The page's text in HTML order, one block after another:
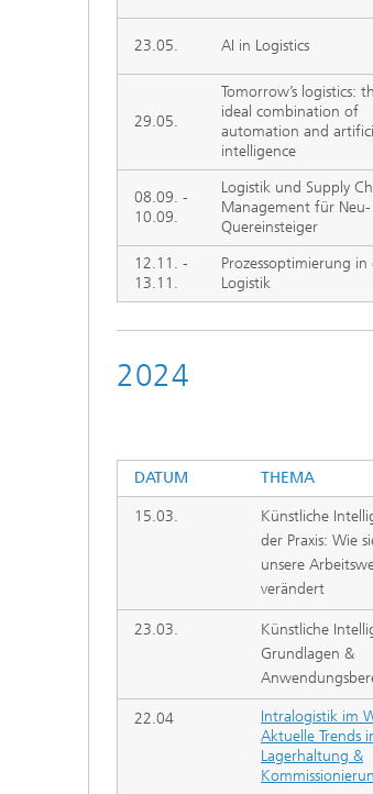
23.05. AI in Logistics
29.05.
Tomorrow’s logistics:
ideal combination of
automation and
intelligence
08.09. -
10.09.
Logistik und Supply
Management für
Quereinsteiger
12.11. -
13.11.
Prozessoptimierung in
Logistik
2024
DATUM THEMA
15.03.
Künstliche
der Praxis: Wie
unsere
verändert
23.03.
Künstliche
Grundlagen &
22.04
Intralogistik im
Aktuelle Trends
Lagerhaltung &